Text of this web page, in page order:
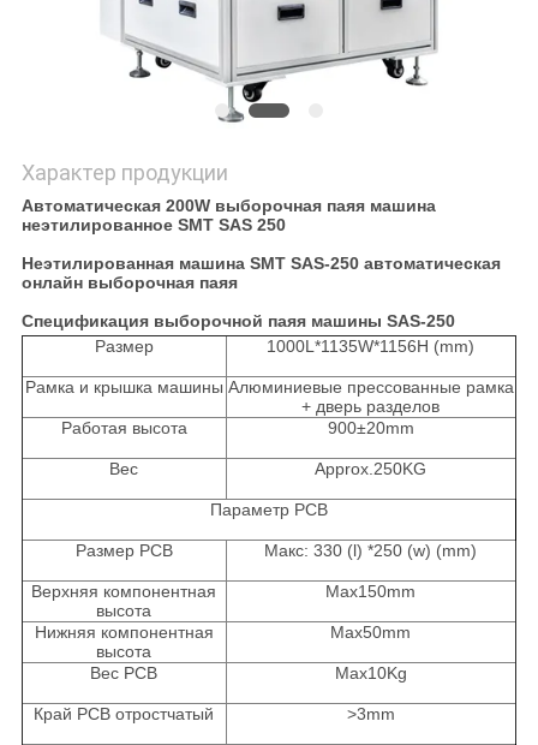
Характер продукции
Автоматическая 200W выборочная паяя машина
неэтилированное SMT SAS 250
Неэтилированная машина SMT SAS-250 автоматическая
онлайн выборочная паяя
Спецификация выборочной паяя машины SAS-250
Размер
1000L*1135W*1156H (mm)
Рамка и крышка машины Алюминиевые прессованные рамка
+ дверь разделов
Работая высота
900±20mm
Вес Approx.250KG
Параметр PCB
Размер PCB Макс: 330 (l) *250 (w) (mm)
Верхняя компонентная
высота
Max150mm
Нижняя компонентная
высота
Max50mm
Вес PCB Max10Kg
Край PCB отростчатый >3mm